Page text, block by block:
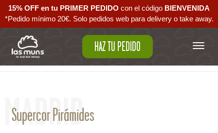
15% OFF en tu PRIMER PEDIDO con el código ‪ BIENVENIDA‬
*Pedido mínimo 20€. Solo pedidos web para delivery o take away.
HAZ TU PEDIDO
Volver al mapa
MADRID
Supercor Pirámides